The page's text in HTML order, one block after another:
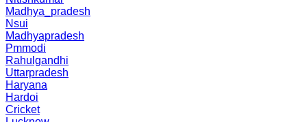
Madhya_pradesh
Nsui
Madhyapradesh
Pmmodi
Rahulgandhi
Uttarpradesh
Haryana
Hardoi
Cricket